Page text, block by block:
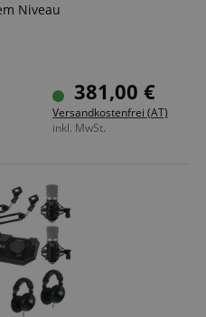
Niveau
drei gedrehte
Popschutz,
Mikrofonarm und XLR-
381,00 €
Versandkostenfrei (AT)
inkl. MwSt.